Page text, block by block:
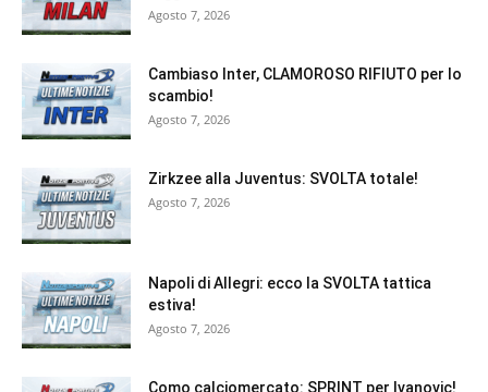
Agosto 7, 2026
Cambiaso Inter, CLAMOROSO RIFIUTO per lo
scambio!
Agosto 7, 2026
Zirkzee alla Juventus: SVOLTA totale!
Agosto 7, 2026
Napoli di Allegri: ecco la SVOLTA tattica
estiva!
Agosto 7, 2026
Como calciomercato: SPRINT per Ivanovic!